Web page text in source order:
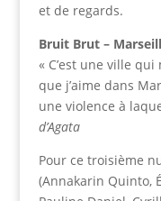
et de regards.
Bruit Brut –
« C’est une ville qui
que j’aime dans
une violence à
d’Agata
Pour ce troisième
(Annakarin Quinto,